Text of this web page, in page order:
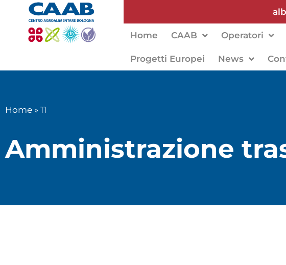
Home CAAB Operatori
Progetti Europei News
Home » 11
Amministrazione